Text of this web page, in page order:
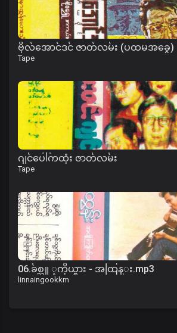
ဗိုလ်အောင်ဒင် ဇာတ်လမ်း (ပထမအခွေ)
Tape
ဂျင်ပေါ်ကထုံး ဇာတ်လမ်း
Tape
06.ခ်စ္သူ ့ကိုယ္စား - အထြန္း.mp3
linnaingookkm